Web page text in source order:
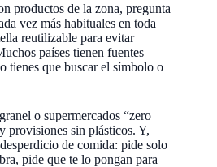
productos de la zona, pregunta
vez más habituales en toda
reutilizable para evitar
países tienen fuentes
tienes que buscar el símbolo o
o supermercados “zero
provisiones sin plásticos. Y,
de comida: pide solo
pide que te lo pongan para